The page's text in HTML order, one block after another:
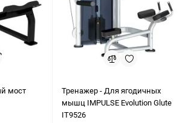
мост
Тренажер - Для ягодичных
мышц IMPULSE Evolution Glute
IT9526